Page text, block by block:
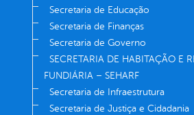
Secretaria de Educação
Secretaria de Finanças
Secretaria de Governo
SECRETARIA DE HABITAÇÃO E
FUNDIÁRIA – SEHARF
Secretaria de Infraestrutura
Secretaria de Justiça e Cidadania